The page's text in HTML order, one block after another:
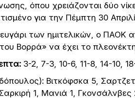
όπου χρειάζονται δύο
για την Πέμπτη 30
των ημιτελικών, ο ΠΑΟΚ
Βορρά» να έχει το
3-2, 7-3, 10-6, 11-8, 14-10,
Βιτκόφσκα 5,
Σαρκιρή 1, Μανιά 1,